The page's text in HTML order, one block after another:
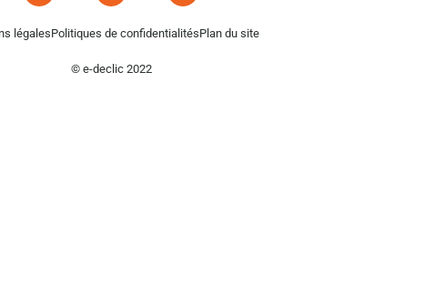
légalesPolitiques de confidentialitésPlan du site
© e-declic 2022